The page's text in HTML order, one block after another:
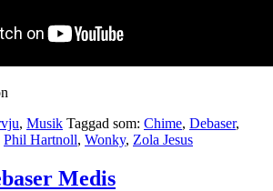
, Musik Taggad som: Chime, Debaser,
Phil Hartnoll, Wonky, Zola Jesus
Medis